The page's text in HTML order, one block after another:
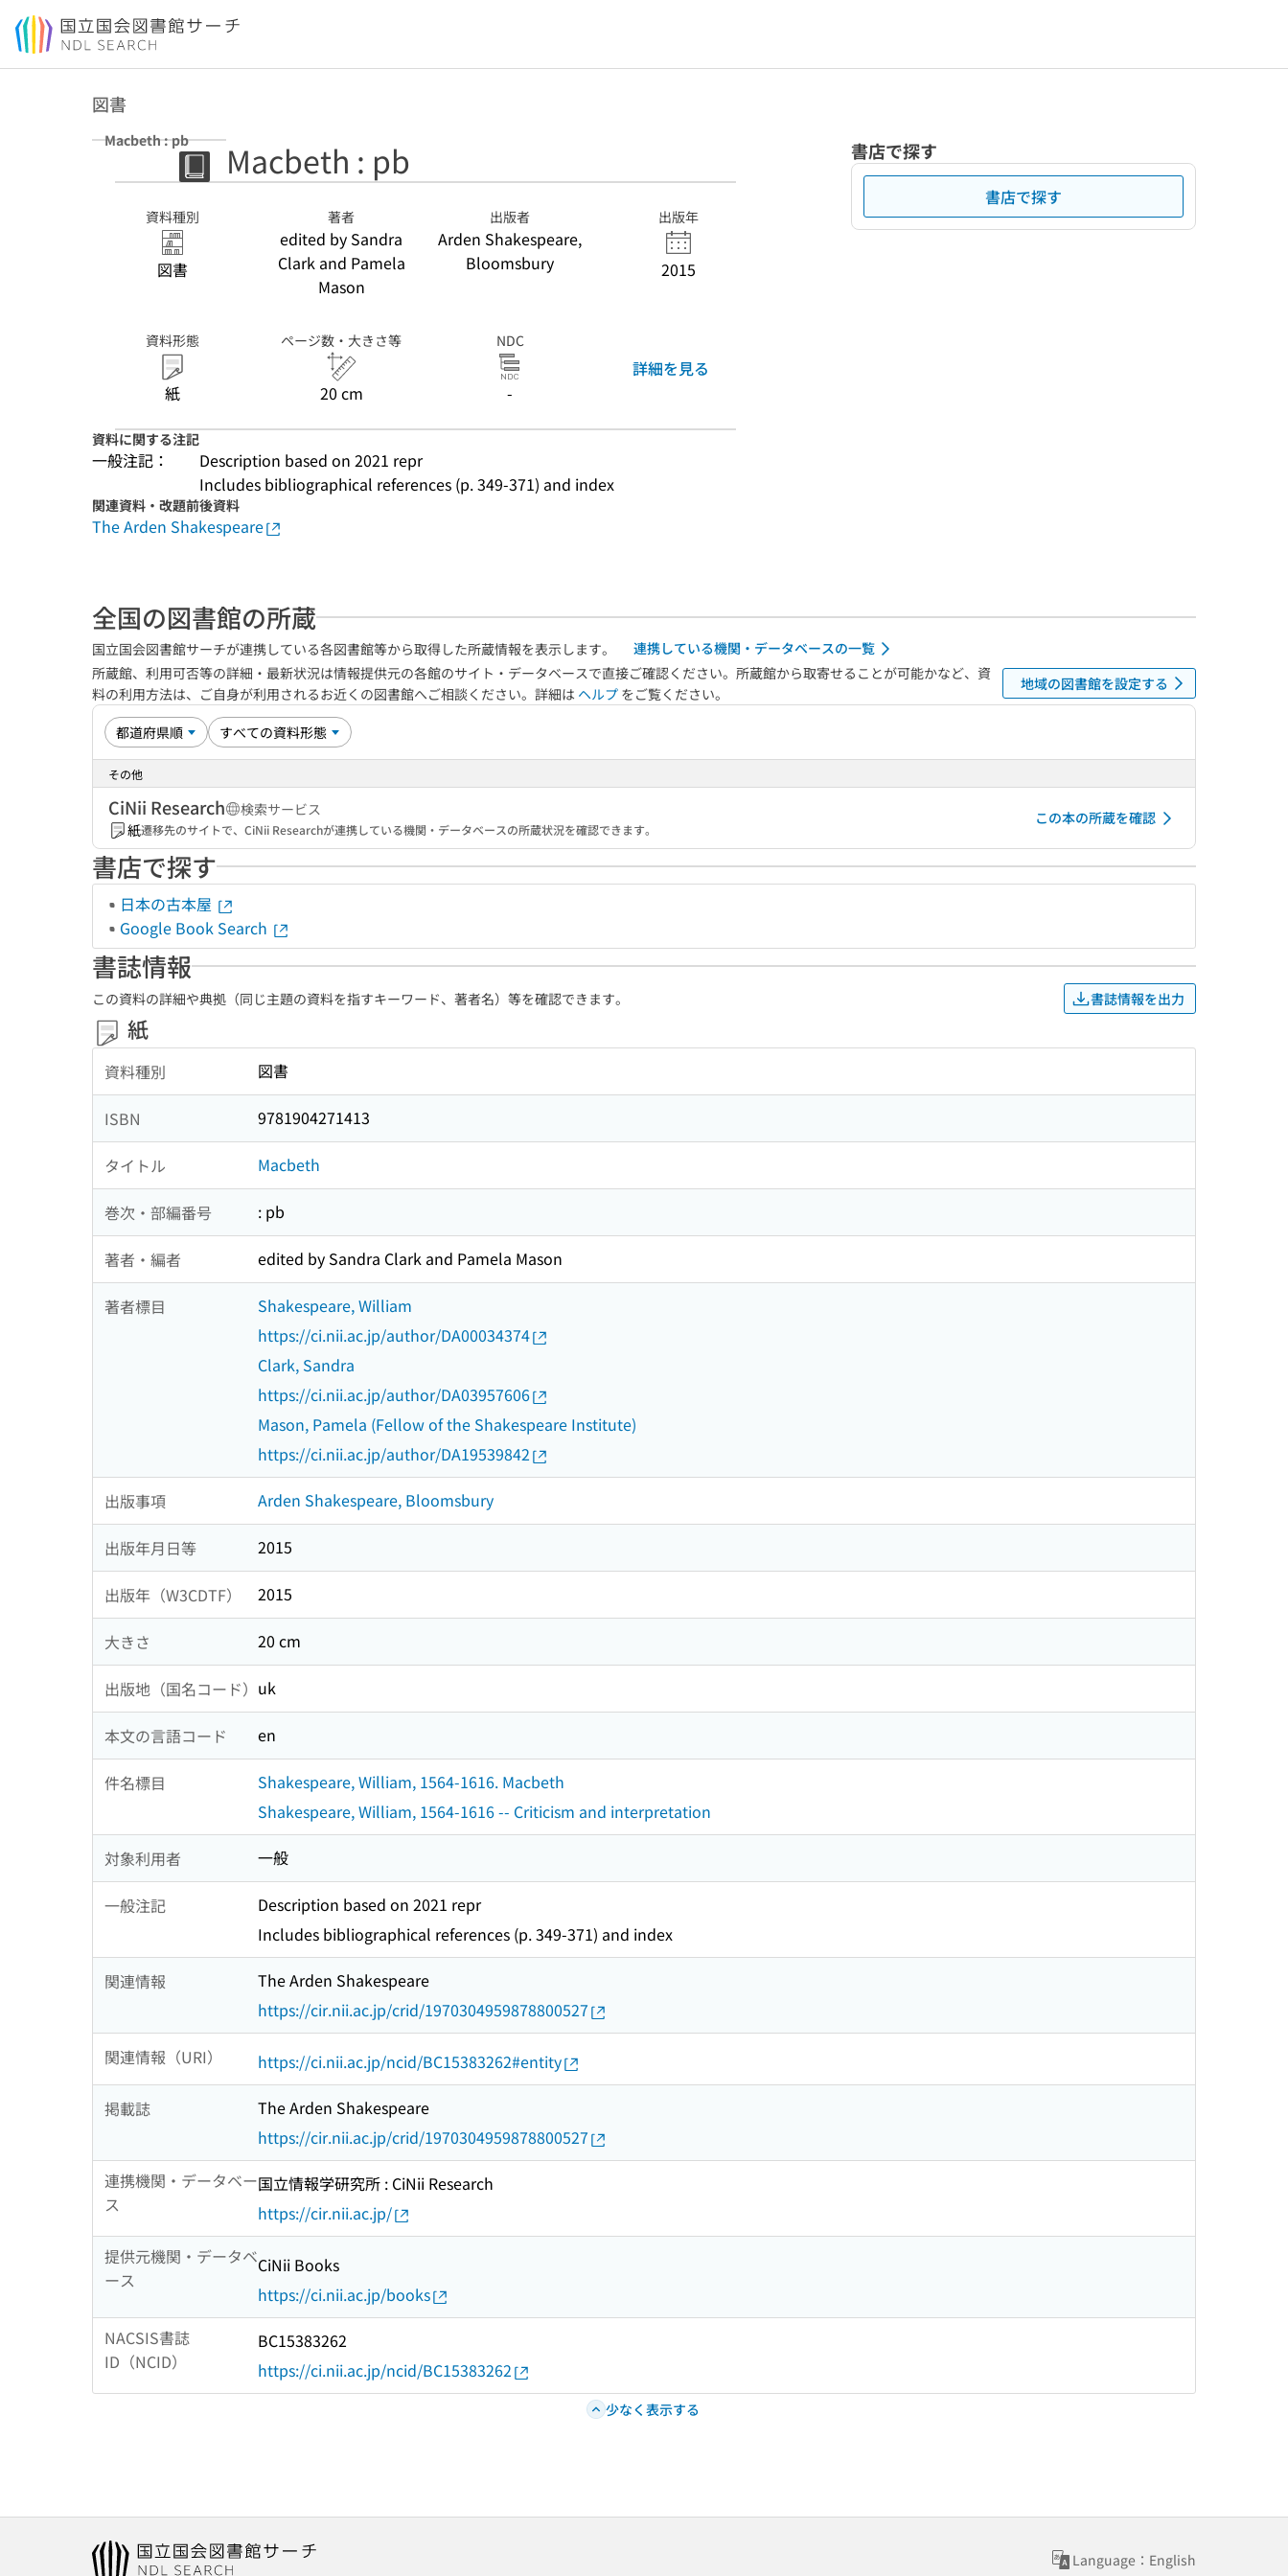
本文へ移動
図書
Macbeth : pb Macbeth : pb
資料種別
図書
著者
edited by Sandra
Clark and Pamela
Mason
出版者
Arden Shakespeare,
Bloomsbury
出版年
2015
資料形態
紙
ページ数・大きさ等
20 cm
NDC
-
詳細を見る
資料に関する注記
一般注記：
Description based on 2021 repr
Includes bibliographical references (p. 349-371) and index
関連資料・改題前後資料
The Arden Shakespeare
書店で探す
書店で探す
全国の図書館の所蔵
国立国会図書館サーチが連携している各図書館等から取得した所蔵情報を表示します。
連携している機関・データベースの一覧
所蔵館、利用可否等の詳細・最新状況は情報提供元の各館のサイト・データベースで直接ご確認ください。所蔵館から取寄せることが可能かなど、資
料の利用方法は、ご自身が利用されるお近くの図書館へご相談ください。詳細は ヘルプ をご覧ください。
地域の図書館を設定する
その他
CiNii Research
検索サービス
紙遷移先のサイトで、CiNii Researchが連携している機関・データベースの所蔵状況を確認できます。
この本の所蔵を確認
書店で探す
日本の古本屋
Google Book Search
書誌情報
この資料の詳細や典拠（同じ主題の資料を指すキーワード、著者名）等を確認できます。 書誌情報を出力
紙
資料種別 図書
ISBN 9781904271413
タイトル Macbeth
巻次・部編番号 : pb
著者・編者 edited by Sandra Clark and Pamela Mason
著者標目
Shakespeare, William
https://ci.nii.ac.jp/author/DA00034374
Clark, Sandra
https://ci.nii.ac.jp/author/DA03957606
Mason, Pamela (Fellow of the Shakespeare Institute)
https://ci.nii.ac.jp/author/DA19539842
出版事項 Arden Shakespeare, Bloomsbury
出版年月日等 2015
出版年（W3CDTF） 2015
大きさ 20 cm
出版地（国名コード） uk
本文の言語コード en
件名標目
Shakespeare, William, 1564-1616. Macbeth
Shakespeare, William, 1564-1616 -- Criticism and interpretation
対象利用者 一般
一般注記
Description based on 2021 repr
Includes bibliographical references (p. 349-371) and index
関連情報
The Arden Shakespeare
https://cir.nii.ac.jp/crid/1970304959878800527
関連情報（URI） https://ci.nii.ac.jp/ncid/BC15383262#entity
掲載誌
The Arden Shakespeare
https://cir.nii.ac.jp/crid/1970304959878800527
連携機関・データベー
ス
国立情報学研究所 : CiNii Research
https://cir.nii.ac.jp/
提供元機関・データベ
ース
CiNii Books
https://ci.nii.ac.jp/books
NACSIS書誌
ID（NCID）
BC15383262
https://ci.nii.ac.jp/ncid/BC15383262
少なく表示する
Language：English